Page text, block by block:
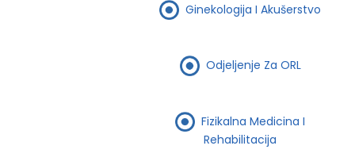
Ginekologija I Akušerstvo
Odjeljenje Za ORL
Fizikalna Medicina I
Rehabilitacija